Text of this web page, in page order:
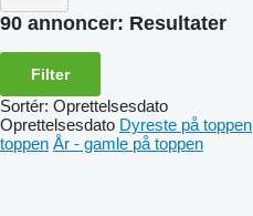
90 annoncer: Resultater
Filter
Sortér: Oprettelsesdato
Oprettelsesdato Dyreste på toppen
toppen År - gamle på toppen